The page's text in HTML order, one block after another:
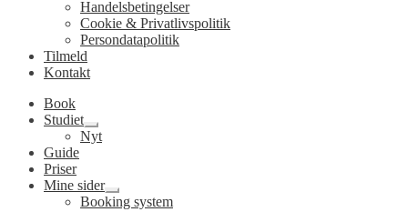
Handelsbetingelser
Cookie & Privatlivspolitik
Persondatapolitik
Tilmeld
Kontakt
Book
Studiet
Udfold
undermenu
Nyt
Guide
Priser
Mine sider
Udfold
Booking system